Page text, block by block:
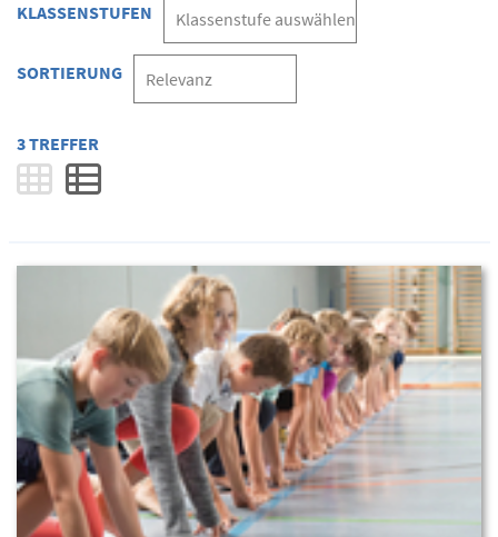
KLASSENSTUFEN
SORTIERUNG
3 TREFFER